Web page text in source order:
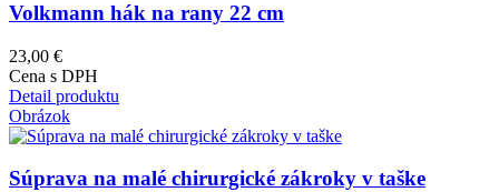
Volkmann hák na rany 22 cm
23,00 €
Cena s DPH
Detail produktu
Obrázok
Súprava na malé chirurgické zákroky v taške